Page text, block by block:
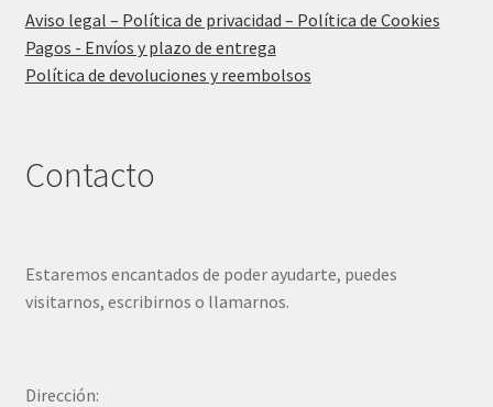
Aviso legal – Política de privacidad – Política de Cookies
Pagos - Envíos y plazo de entrega
Política de devoluciones y reembolsos
Contacto
Estaremos encantados de poder ayudarte, puedes
visitarnos, escribirnos o llamarnos.
Dirección: